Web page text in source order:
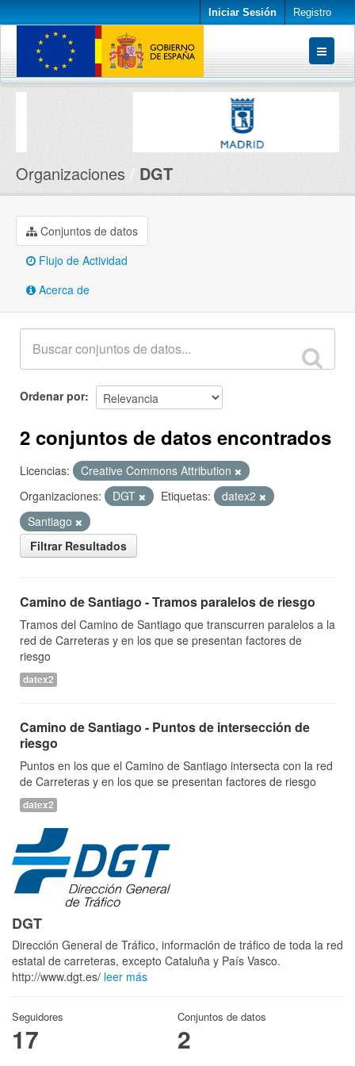
Iniciar Sesión Registro
Conjuntos de datos
Organizaciones DGT
Conjuntos de datos
Flujo de Actividad
Acerca de
Ordenar por
2 conjuntos de datos encontrados
Licencias:
Creative Commons Attribution
Organizaciones:
DGT Etiquetas:
datex2
Santiago
Filtrar Resultados
Camino de Santiago - Tramos paralelos de riesgo
Tramos del Camino de Santiago que transcurren paralelos a la
red de Carreteras y en los que se presentan factores de
riesgo
datex2
Camino de Santiago - Puntos de intersección de
riesgo
Puntos en los que el Camino de Santiago intersecta con la red
de Carreteras y en los que se presentan factores de riesgo
datex2
DGT
Dirección General de Tráfico, información de tráfico de toda la red
estatal de carreteras, excepto Cataluña y País Vasco.
http://www.dgt.es/ leer más
Seguidores
17
Conjuntos de datos
2